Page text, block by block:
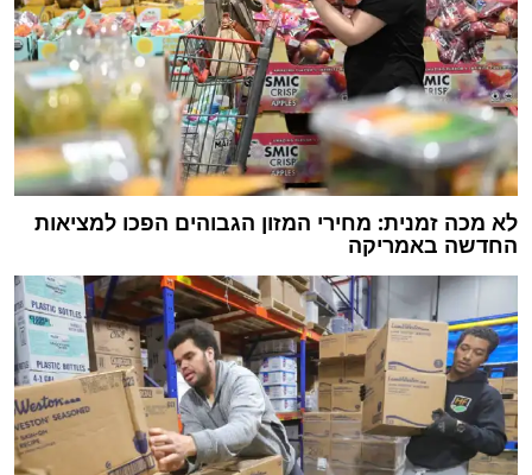
לא מכה זמנית: מחירי המזון הגבוהים הפכו למציאות
החדשה באמריקה